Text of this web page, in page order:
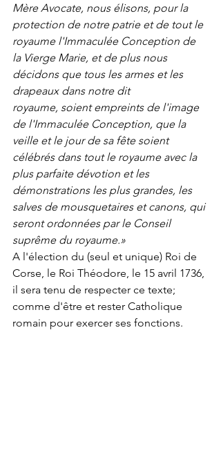
Mère Avocate, nous élisons, pour la
protection de notre patrie et de tout le
royaume l'Immaculée Conception de
la Vierge Marie, et de plus nous
décidons que tous les armes et les
drapeaux dans notre dit
royaume, soient empreints de l'image
de l'Immaculée Conception, que la
veille et le jour de sa fête soient
célébrés dans tout le royaume avec la
plus parfaite dévotion et les
démonstrations les plus grandes, les
salves de mousquetaires et canons, qui
seront ordonnées par le Conseil
suprême du royaume.»
A l'élection du (seul et unique) Roi de
Corse, le Roi Théodore, le 15 avril 1736,
il sera tenu de respecter ce texte;
comme d'être et rester Catholique
romain pour exercer ses fonctions.